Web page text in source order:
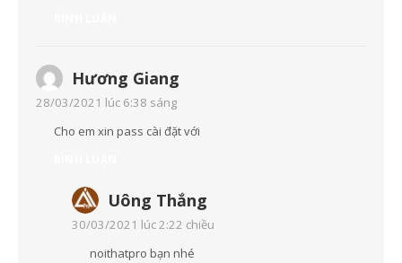
Hương Giang
28/03/2021 lúc 6:38 sáng
Cho em xin pass cài đặt với
Uông Thắng
30/03/2021 lúc 2:22 chiều
noithatpro bạn nhé